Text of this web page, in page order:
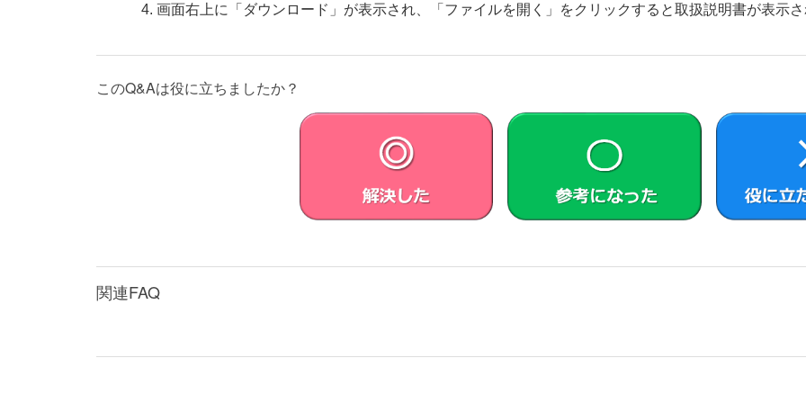
画面右上に「ダウンロード」が表示され、「ファイルを開く」をクリックすると取扱説明書が表示
このQ&Aは役に立ちましたか？
関連FAQ